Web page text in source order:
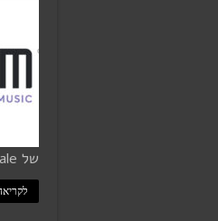
של Marché International du Disque et de l'Edition Musicale. מדובר באירוע שנתי …